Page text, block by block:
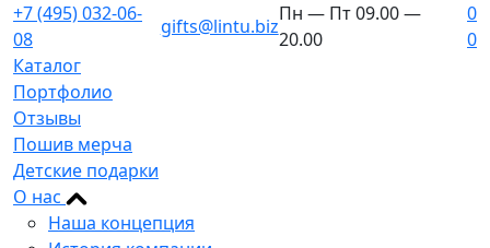
+7 (495) 032-06-
08
gifts@lintu.biz
Пн — Пт 09.00 —
20.00
0
0
Каталог
Портфолио
Отзывы
Пошив мерча
Детские подарки
О нас
Наша концепция